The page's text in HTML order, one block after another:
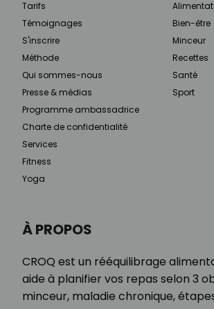
À PROPOS
CROQ est un rééquilibrage
aide à planifier vos repas selon 3
minceur, maladie chronique,
Tarifs
Témoignages
S'inscrire
Méthode
Qui sommes-nous
Presse & médias
Programme ambassadrice
Charte de confidentialité
Services
Fitness
Yoga
Bien-être
Minceur
Recettes
Santé
Sport